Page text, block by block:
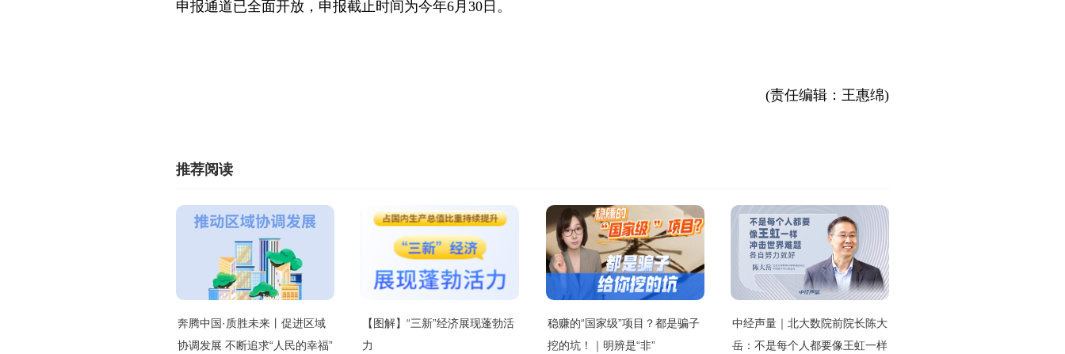
申报通道已全面开放，申报截止时间为今年6月30日。
(责任编辑：王惠绵)
推荐阅读
奔腾中国·质胜未来丨促进区域
协调发展 不断追求“人民的幸福”
【图解】“三新”经济展现蓬勃活
力
稳赚的“国家级”项目？都是骗子
挖的坑！｜明辨是“非”
中经声量｜北大数院前院长陈大
岳：不是每个人都要像王虹一样